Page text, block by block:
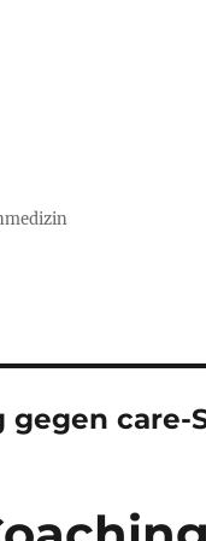
gegen care-